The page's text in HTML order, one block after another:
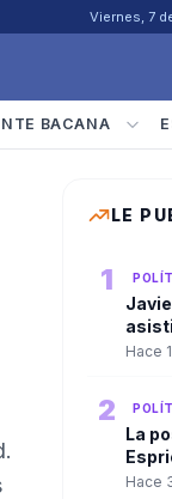
Viernes, 7
BACANA
LE
1
Hace
2
La
Hace